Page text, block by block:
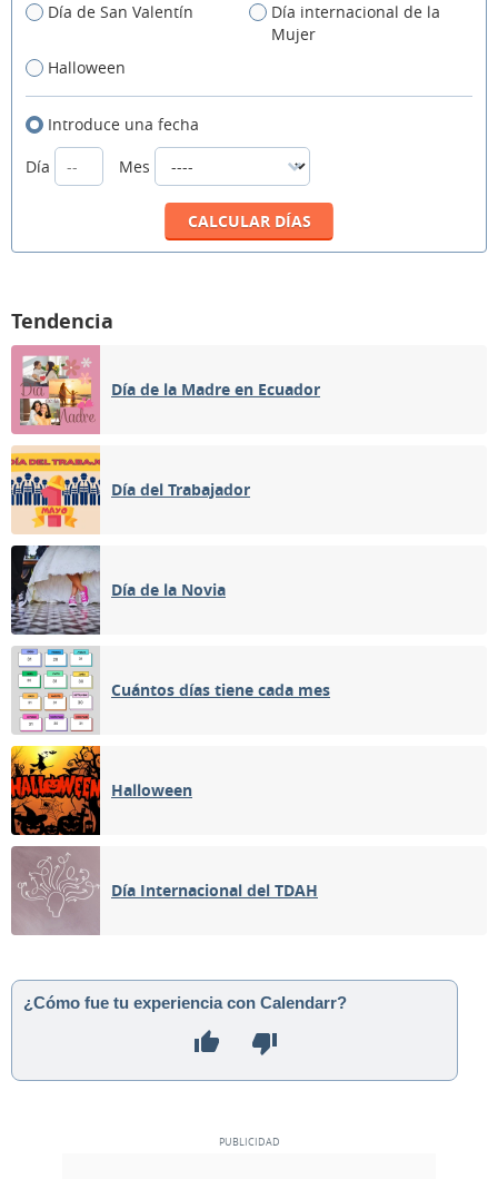
Día de San Valentín
Día internacional de la
Mujer
Halloween
Introduce una fecha
Día
Mes
Tendencia
Día de la Madre en Ecuador
Día del Trabajador
Día de la Novia
Cuántos días tiene cada mes
Halloween
Día Internacional del TDAH
¿Cómo fue tu experiencia con Calendarr?